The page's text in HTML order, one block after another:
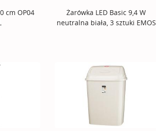
cm OP04
Żarówka LED Basic 9,4 W
neutralna biała, 3 sztuki EMOS